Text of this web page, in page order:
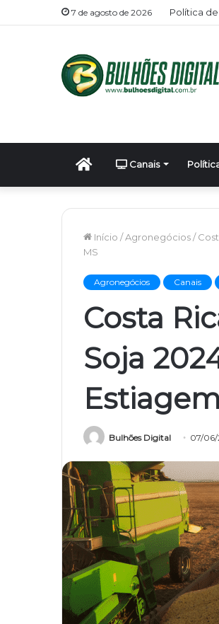
7 de agosto de 2026 Política
Início Canais
Início /Agronegócios/
MS
Agronegócios Canais
Costa
Soja
Bulhões Digital 07/06/